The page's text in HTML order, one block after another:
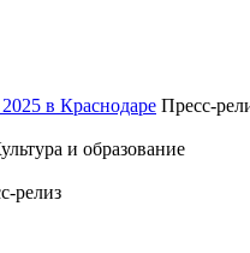
в Краснодаре Пресс-
и образование
релиз